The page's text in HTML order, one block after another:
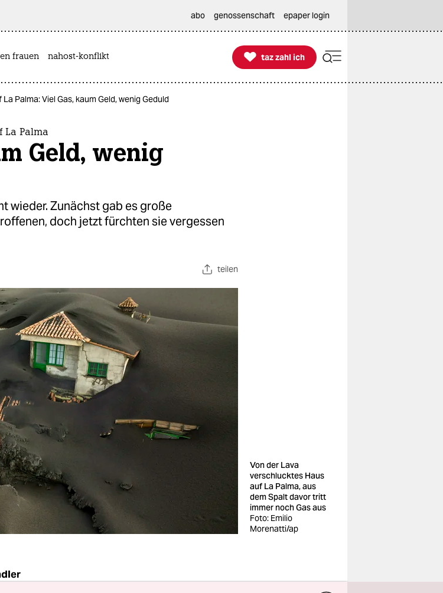
abo genossenschaft epaper login
frauen nahost-konflikt 
taz zahl ich
taz zahl ich
Palma: Viel Gas, kaum Geld, wenig Geduld
La Palma
Geld, wenig
wieder. Zunächst gab es große
doch jetzt fürchten sie vergessen
teilen
Von der Lava
verschlucktes Haus
auf La Palma, aus
dem Spalt davor tritt
immer noch Gas aus
Foto: Emilio
Morenatti/ap